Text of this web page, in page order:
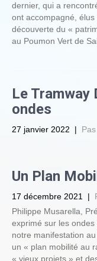
dernier, qui a
ont accompagné,
découverte du «
au Poumon Vert de
Le Tramway
ondes
27 janvier 2022 |
Un Plan
17 décembre 2021 |
Philippe Musarella,
exprimé sur les
notre manifestation
un « plan mobilité au
« vieux projets » et